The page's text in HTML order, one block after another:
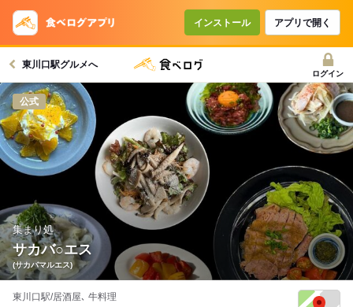
インストール アプリで開く
東川口駅グルメへ
ログイン
公式
集まり処
サカバ○エス
(サカバマルエス)
東川口駅/居酒屋､ 牛料理